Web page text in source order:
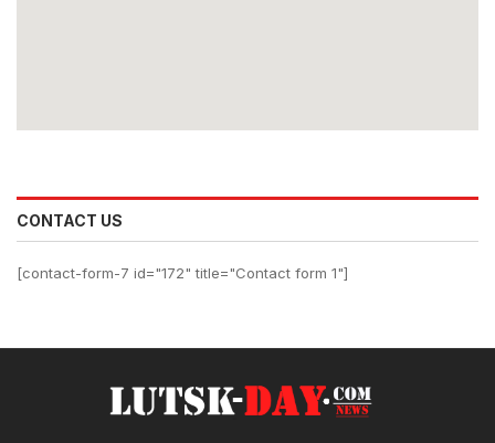
CONTACT US
[contact-form-7 id="172" title="Contact form 1"]